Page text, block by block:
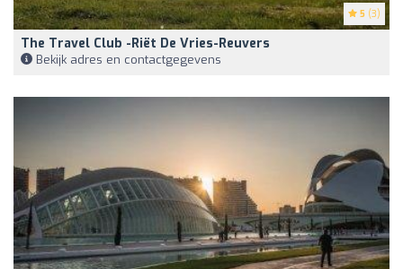
5 (3)
The Travel Club -Riët De Vries-Reuvers
Bekijk adres en contactgegevens